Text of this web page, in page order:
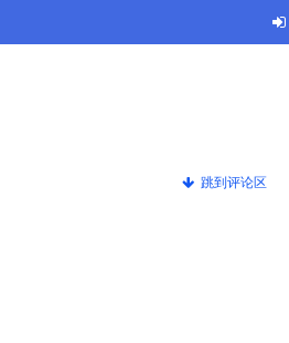
跳到评论区